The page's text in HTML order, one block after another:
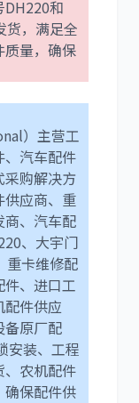
凯斯
上柴
川崎
和
货，满足全
质量，确保
）主营工
、汽车配件
购解决方
供应商、重
商、汽车配
、大宇门
重卡维修配
、进口工
件供应
备原厂配
安装、工程
、农机配件
确保配件供